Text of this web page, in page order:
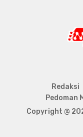
Redaksi
Pedoman
Copyright @